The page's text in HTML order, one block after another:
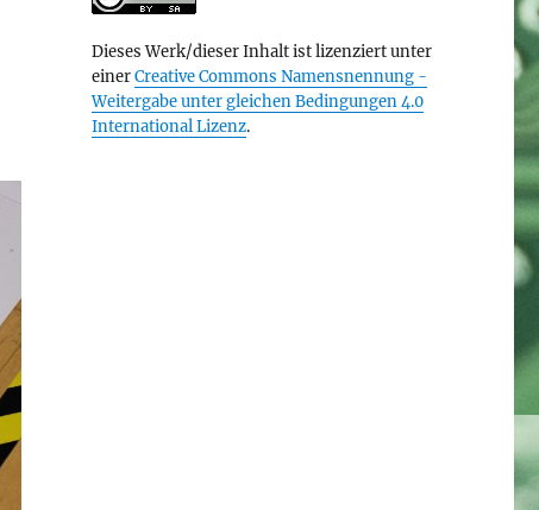
Dieses Werk/dieser Inhalt ist lizenziert unter
einerCreative Commons Namensnennung -
Weitergabe unter gleichen Bedingungen 4.0
International Lizenz.